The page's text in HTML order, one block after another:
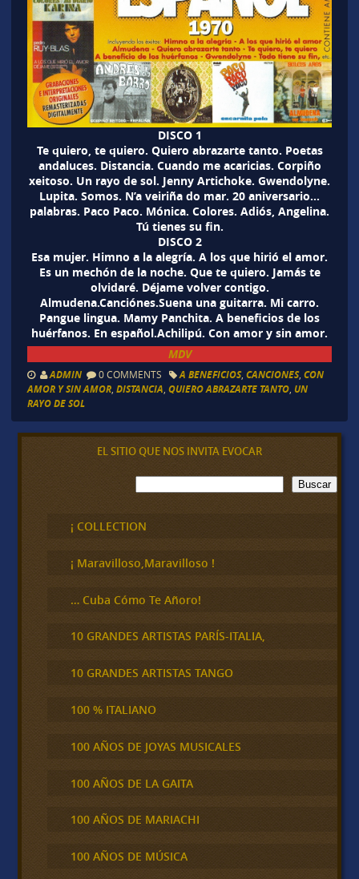
DISCO 1
Te quiero, te quiero. Quiero abrazarte tanto. Poetas
andaluces. Distancia. Cuando me acaricias. Corpiño
xeitoso. Un rayo de sol. Jenny Artichoke. Gwendolyne.
Lupita. Somos. N’a veiriña do mar. 20 aniversario…
palabras. Paco Paco. Mónica. Colores. Adiós, Angelina.
Tú tienes su fin.
DISCO 2
Esa mujer. Himno a la alegría. A los que hirió el amor.
Es un mechón de la noche. Que te quiero. Jamás te
olvidaré. Déjame volver contigo.
Almudena.Canciónes.Suena una guitarra. Mi carro.
Pangue lingua. Mamy Panchita. A beneficios de los
huérfanos. En español.Achilipú. Con amor y sin amor.
MDV
ADMIN 0 COMMENTS A BENEFICIOS, CANCIONES, CON
AMOR Y SIN AMOR, DISTANCIA, QUIERO ABRAZARTE TANTO, UN
RAYO DE SOL
EL SITIO QUE NOS INVITA EVOCAR
B
u
c
a
Buscar
¡ COLLECTION
¡ Maravilloso,Maravilloso !
… Cuba Cómo Te Añoro!
10 GRANDES ARTISTAS PARÍS-ITALIA,
10 GRANDES ARTISTAS TANGO
100 % ITALIANO
100 AÑOS DE JOYAS MUSICALES
100 AÑOS DE LA GAITA
100 AÑOS DE MARIACHI
100 AÑOS DE MÚSICA